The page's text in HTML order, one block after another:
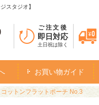
スタジオ】
ご注文後
即日対応
土日祝は除く
お買い物ガイド
ットンフラットポーチ No.3